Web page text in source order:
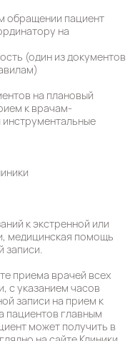
обращении пациент
на
(один из документов
на плановый
к врачам-
к экстренной или
медицинская помощь
записи.
приема врачей всех
с указанием часов
записи на прием к
пациентов главным
может получить в